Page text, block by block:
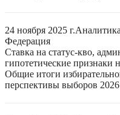
24 ноября 2025 г.Аналитика
Федерация
Ставка на статус-кво,
гипотетические признаки
Общие итоги
перспективы выборов 2026